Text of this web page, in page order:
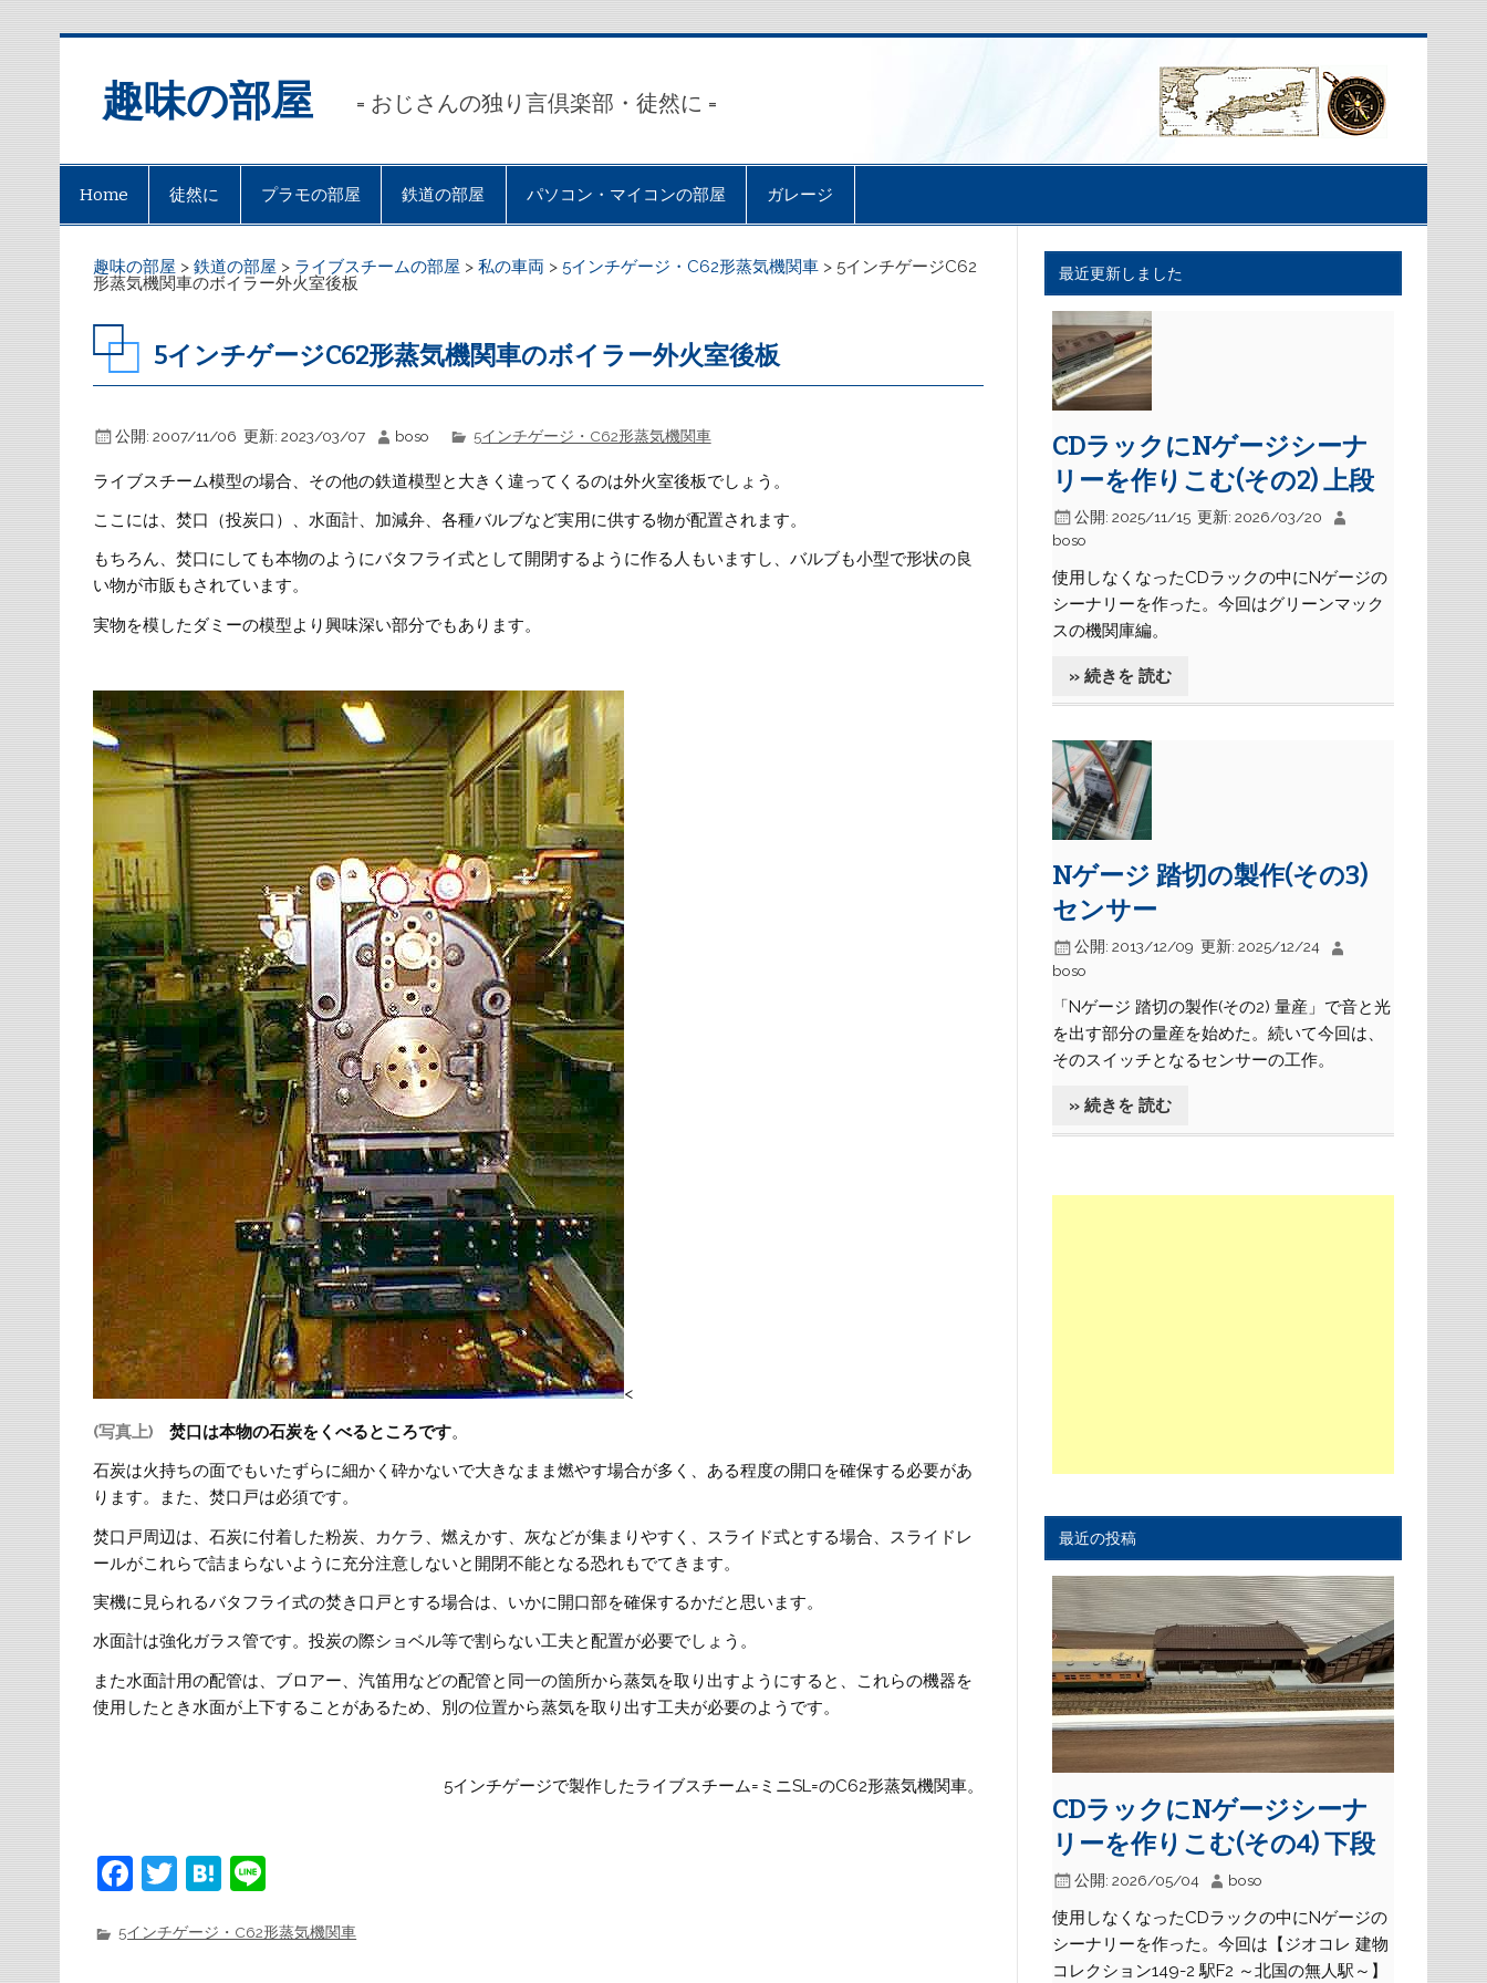
趣味の部屋 = おじさんの独り言倶楽部・徒然に =
Home 徒然に プラモの部屋 鉄道の部屋 パソコン・マイコンの部屋 ガレージ
趣味の部屋 >鉄道の部屋 > ライブスチームの部屋 >私の車両 > 5インチゲージ・C62形蒸気機関車 > 5インチゲージC62
形蒸気機関車のボイラー外火室後板
5インチゲージC62形蒸気機関車のボイラー外火室後板
公開: 2007/11/06 更新: 2023/03/07 boso 5インチゲージ・C62形蒸気機関車
ライブスチーム模型の場合、その他の鉄道模型と大きく違ってくるのは外火室後板でしょう。
ここには、焚口（投炭口）、水面計、加減弁、各種バルブなど実用に供する物が配置されます。
もちろん、焚口にしても本物のようにバタフライ式として開閉するように作る人もいますし、バルブも小型で形状の良
い物が市販もされています。
実物を模したダミーの模型より興味深い部分でもあります。
<
(写真上)
焚口は本物の石炭をくべるところです。
石炭は火持ちの面でもいたずらに細かく砕かないで大きなまま燃やす場合が多く、ある程度の開口を確保する必要があ
ります。また、焚口戸は必須です。
焚口戸周辺は、石炭に付着した粉炭、カケラ、燃えかす、灰などが集まりやすく、スライド式とする場合、スライドレ
ールがこれらで詰まらないように充分注意しないと開閉不能となる恐れもでてきます。
実機に見られるバタフライ式の焚き口戸とする場合は、いかに開口部を確保するかだと思います。
水面計は強化ガラス管です。投炭の際ショベル等で割らない工夫と配置が必要でしょう。
また水面計用の配管は、ブロアー、汽笛用などの配管と同一の箇所から蒸気を取り出すようにすると、これらの機器を
使用したとき水面が上下することがあるため、別の位置から蒸気を取り出す工夫が必要のようです。
5インチゲージで製作したライブスチーム=ミニSL=のC62形蒸気機関車。
F
c
T
it
H
e e
5インチゲージ・C62形蒸気機関車
最近更新しました
CDラックにNゲージシーナ
リーを作りこむ(その2) 上段
公開: 2025/11/15 更新: 2026/03/20
boso
使用しなくなったCDラックの中にNゲージの
シーナリーを作った。今回はグリーンマック
スの機関庫編。
» 続きを 読む
Nゲージ 踏切の製作(その3)
センサー
公開: 2013/12/09 更新: 2025/12/24
boso
「Nゲージ 踏切の製作(その2) 量産」で音と光
を出す部分の量産を始めた。続いて今回は、
そのスイッチとなるセンサーの工作。
» 続きを 読む
最近の投稿
CDラックにNゲージシーナ
リーを作りこむ(その4) 下段
公開: 2026/05/04 boso
使用しなくなったCDラックの中にNゲージの
シーナリーを作った。今回は【ジオコレ 建物
コレクション149-2 駅F2 ～北国の無人駅～】